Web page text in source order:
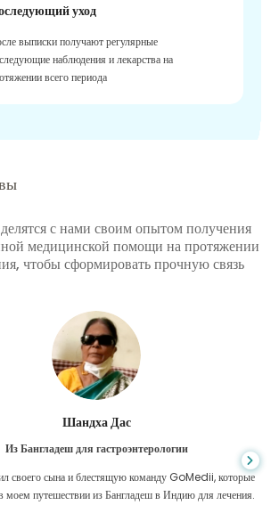
уход
выписки получают регулярные
наблюдения и лекарства на
всего периода
с нами своим опытом получения
медицинской помощи на протяжении
чтобы сформировать прочную связь
Шандха Дас
Бангладеш для гастроэнтерологии
сына и блестящую команду GoMedii, которые
путешествии из Бангладеш в Индию для лечения.